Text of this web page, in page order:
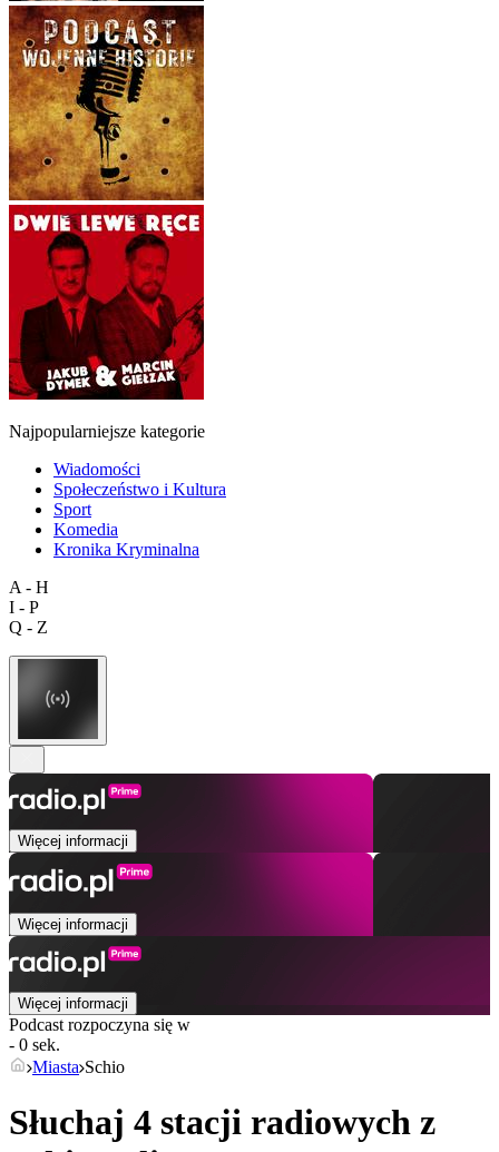
Najpopularniejsze kategorie
Wiadomości
Społeczeństwo i Kultura
Sport
Komedia
Kronika Kryminalna
A - H
I - P
Q - Z
Więcej informacji
Więcej informacji
Więcej informacji
Podcast rozpoczyna się w
- 0 sek.
Miasta Schio
Słuchaj 4 stacji radiowych z